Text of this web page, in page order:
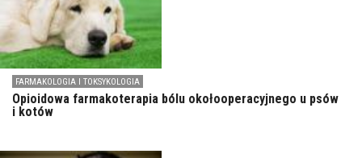
FARMAKOLOGIA I TOKSYKOLOGIA
Opioidowa farmakoterapia bólu okołooperacyjnego u psów
i kotów